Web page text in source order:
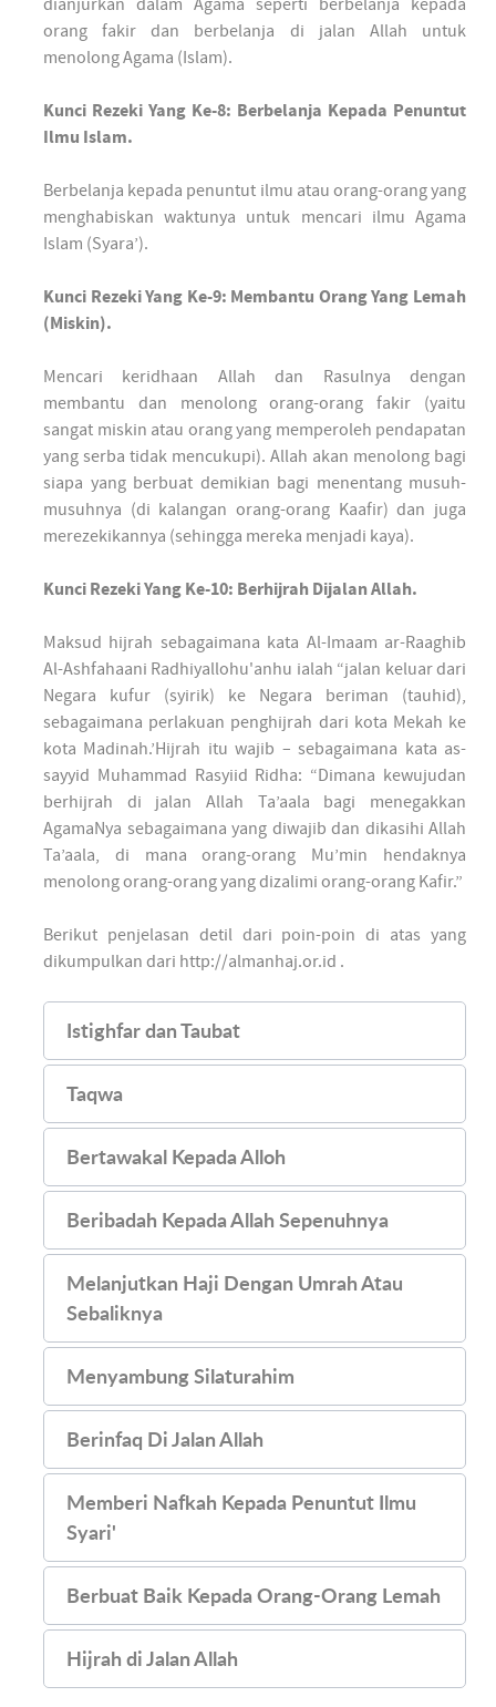
dianjurkan dalam Agama seperti berbelanja kepada
orang fakir dan berbelanja di jalan Allah untuk
menolong Agama (Islam).
Kunci Rezeki Yang Ke-8: Berbelanja Kepada Penuntut
Ilmu Islam.
Berbelanja kepada penuntut ilmu atau orang-orang yang
menghabiskan waktunya untuk mencari ilmu Agama
Islam (Syara’).
Kunci Rezeki Yang Ke-9: Membantu Orang Yang Lemah
(Miskin).
Mencari keridhaan Allah dan Rasulnya dengan
membantu dan menolong orang-orang fakir (yaitu
sangat miskin atau orang yang memperoleh pendapatan
yang serba tidak mencukupi). Allah akan menolong bagi
siapa yang berbuat demikian bagi menentang musuh-
musuhnya (di kalangan orang-orang Kaafir) dan juga
merezekikannya (sehingga mereka menjadi kaya).
Kunci Rezeki Yang Ke-10: Berhijrah Dijalan Allah.
Maksud hijrah sebagaimana kata Al-Imaam ar-Raaghib
Al-Ashfahaani Radhiyallohu'anhu ialah “jalan keluar dari
Negara kufur (syirik) ke Negara beriman (tauhid),
sebagaimana perlakuan penghijrah dari kota Mekah ke
kota Madinah.’Hijrah itu wajib – sebagaimana kata as-
sayyid Muhammad Rasyiid Ridha: “Dimana kewujudan
berhijrah di jalan Allah Ta’aala bagi menegakkan
AgamaNya sebagaimana yang diwajib dan dikasihi Allah
Ta’aala, di mana orang-orang Mu’min hendaknya
menolong orang-orang yang dizalimi orang-orang Kafir.”
Berikut penjelasan detil dari poin-poin di atas yang
dikumpulkan dari http://almanhaj.or.id .
Istighfar dan Taubat
Taqwa
Bertawakal Kepada Alloh
Beribadah Kepada Allah Sepenuhnya
Melanjutkan Haji Dengan Umrah Atau
Sebaliknya
Menyambung Silaturahim
Berinfaq Di Jalan Allah
Memberi Nafkah Kepada Penuntut Ilmu
Syari'
Berbuat Baik Kepada Orang-Orang Lemah
Hijrah di Jalan Allah